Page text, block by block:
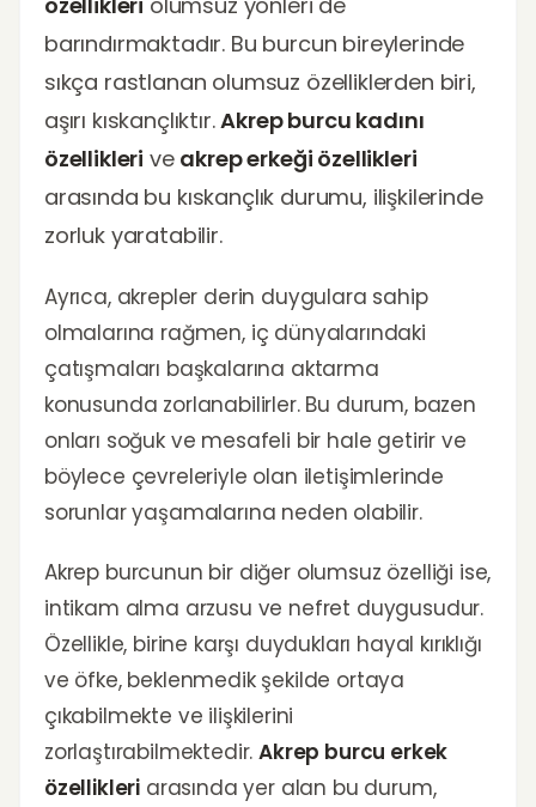
barındırmaktadır. Bu burcun bireylerinde
sıkça rastlanan olumsuz özelliklerden biri,
aşırı kıskançlıktır.Akrep burcu kadını
özellikleri ve akrep erkeği özellikleri
arasında bu kıskançlık durumu, ilişkilerinde
zorluk yaratabilir.
Ayrıca, akrepler derin duygulara sahip
olmalarına rağmen, iç dünyalarındaki
çatışmaları başkalarına aktarma
konusunda zorlanabilirler. Bu durum, bazen
onları soğuk ve mesafeli bir hale getirir ve
böylece çevreleriyle olan iletişimlerinde
sorunlar yaşamalarına neden olabilir.
Akrep burcunun bir diğer olumsuz özelliği ise,
intikam alma arzusu ve nefret duygusudur.
Özellikle, birine karşı duydukları hayal kırıklığı
ve öfke, beklenmedik şekilde ortaya
çıkabilmekte ve ilişkilerini
zorlaştırabilmektedir.Akrep burcu erkek
özellikleri arasında yer alan bu durum,